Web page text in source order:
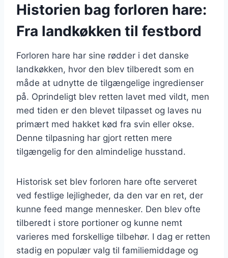
Historien bag forloren hare:
Fra landkøkken til festbord
Forloren hare har sine rødder i det danske
landkøkken, hvor den blev tilberedt som en
måde at udnytte de tilgængelige ingredienser
på. Oprindeligt blev retten lavet med vildt, men
med tiden er den blevet tilpasset og laves nu
primært med hakket kød fra svin eller okse.
Denne tilpasning har gjort retten mere
tilgængelig for den almindelige husstand.
Historisk set blev forloren hare ofte serveret
ved festlige lejligheder, da den var en ret, der
kunne feed mange mennesker. Den blev ofte
tilberedt i store portioner og kunne nemt
varieres med forskellige tilbehør. I dag er retten
stadig en populær valg til familiemiddage og